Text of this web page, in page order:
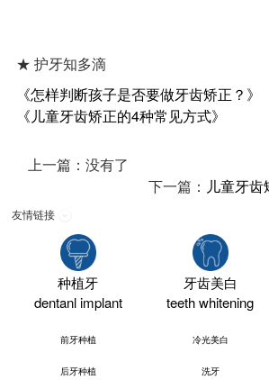
★ 护牙知多滴
《怎样判断孩子是否要做牙齿矫正？》
《儿童牙齿矫正的4种常见方式》
上一篇：没有了
下一篇： 儿童牙
友情链接
种植牙
dentanl implant
前牙种植
后牙种植
牙齿美白
teeth whitening
冷光美白
洗牙